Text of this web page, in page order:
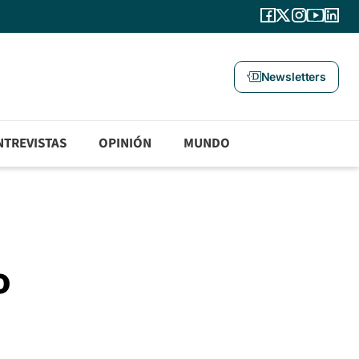
Newsletters
OPINIÓN MUNDO